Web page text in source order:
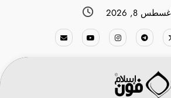
8, 2026